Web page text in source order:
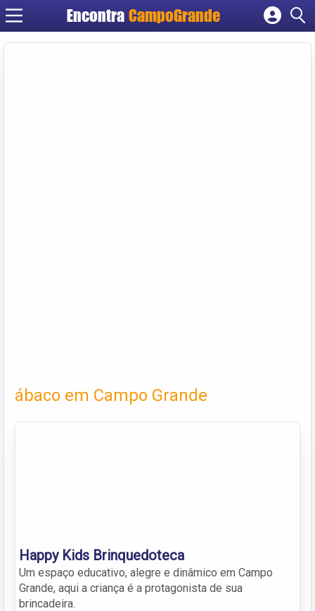
Encontra CampoGrande
Cadastrar empresa
ábaco em Campo Grande
Happy Kids Brinquedoteca
Um espaço educativo, alegre e dinâmico em Campo
Grande, aqui a criança é a protagonista de sua
brincadeira.